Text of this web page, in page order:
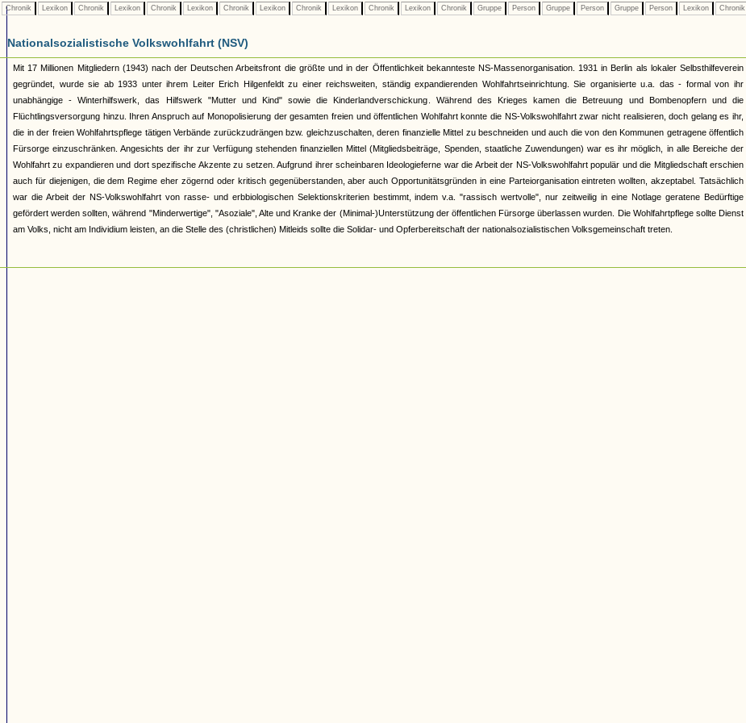
Chronik Lexikon Chronik Lexikon Chronik Lexikon Chronik Lexikon Chronik Lexikon Chronik Lexikon Chronik Gruppe Person Gruppe Person Gruppe Person Lexikon Chronik
Nationalsozialistische Volkswohlfahrt (NSV)
Mit 17 Millionen Mitgliedern (1943) nach der Deutschen Arbeitsfront die größte und in der Öffentlichkeit bekannteste NS-Massenorganisation. 1931 in Berlin als lokaler Selbsthilfeverein
gegründet, wurde sie ab 1933 unter ihrem Leiter Erich Hilgenfeldt zu einer reichsweiten, ständig expandierenden Wohlfahrtseinrichtung. Sie organisierte u.a. das - formal von ihr
unabhängige - Winterhilfswerk, das Hilfswerk "Mutter und Kind" sowie die Kinderlandverschickung. Während des Krieges kamen die Betreuung und Bombenopfern und die
Flüchtlingsversorgung hinzu. Ihren Anspruch auf Monopolisierung der gesamten freien und öffentlichen Wohlfahrt konnte die NS-Volkswohlfahrt zwar nicht realisieren, doch gelang es ihr,
die in der freien Wohlfahrtspflege tätigen Verbände zurückzudrängen bzw. gleichzuschalten, deren finanzielle Mittel zu beschneiden und auch die von den Kommunen getragene öffentlich
Fürsorge einzuschränken. Angesichts der ihr zur Verfügung stehenden finanziellen Mittel (Mitgliedsbeiträge, Spenden, staatliche Zuwendungen) war es ihr möglich, in alle Bereiche der
Wohlfahrt zu expandieren und dort spezifische Akzente zu setzen. Aufgrund ihrer scheinbaren Ideologieferne war die Arbeit der NS-Volkswohlfahrt populär und die Mitgliedschaft erschien
auch für diejenigen, die dem Regime eher zögernd oder kritisch gegenüberstanden, aber auch Opportunitätsgründen in eine Parteiorganisation eintreten wollten, akzeptabel. Tatsächlich
war die Arbeit der NS-Volkswohlfahrt von rasse- und erbbiologischen Selektionskriterien bestimmt, indem v.a. "rassisch wertvolle", nur zeitweilig in eine Notlage geratene Bedürftige
gefördert werden sollten, während "Minderwertige", "Asoziale", Alte und Kranke der (Minimal-)Unterstützung der öffentlichen Fürsorge überlassen wurden. Die Wohlfahrtpflege sollte Dienst
am Volks, nicht am Individium leisten, an die Stelle des (christlichen) Mitleids sollte die Solidar- und Opferbereitschaft der nationalsozialistischen Volksgemeinschaft treten.